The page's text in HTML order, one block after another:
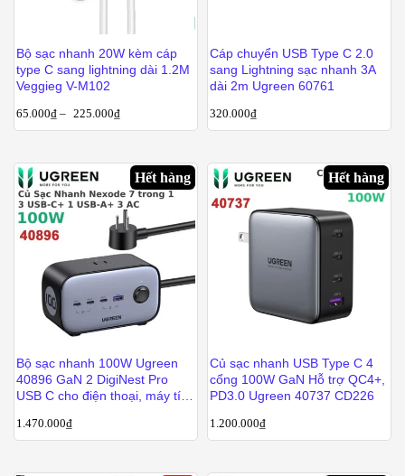
Bộ sạc nhanh 20W kèm cáp
type C sang lightning dài 1.2M
Veggieg V-M102
65.000₫ – 225.000₫
Cáp chuyển USB Type C 2.0
sang Lightning sạc nhanh 3A
dài 2m Ugreen 60761
320.000₫
Hết hàng
Bộ sạc nhanh 100W Ugreen
40896 GaN 2 DigiNest Pro
USB C cho điện thoại, máy tính
1.470.000₫
Hết hàng
Củ sạc nhanh USB Type C 4
cổng 100W GaN Hỗ trợ QC4+,
PD3.0 Ugreen 40737 CD226
1.200.000₫